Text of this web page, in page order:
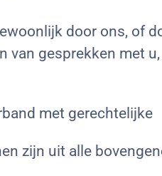
door ons, of
van gesprekken met u,
met gerechtelijke
zijn uit alle